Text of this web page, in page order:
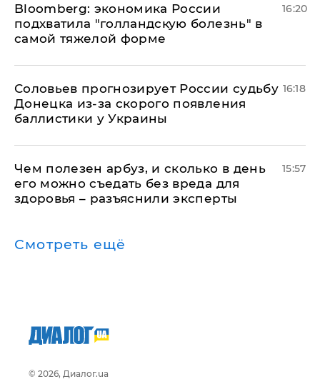
Bloomberg: экономика России
подхватила "голландскую болезнь" в
самой тяжелой форме
16:20
Соловьев прогнозирует России судьбу
Донецка из-за скорого появления
баллистики у Украины
16:18
Чем полезен арбуз, и сколько в день
его можно съедать без вреда для
здоровья – разъяснили эксперты
15:57
Смотреть ещё
© 2026, Диалог.ua